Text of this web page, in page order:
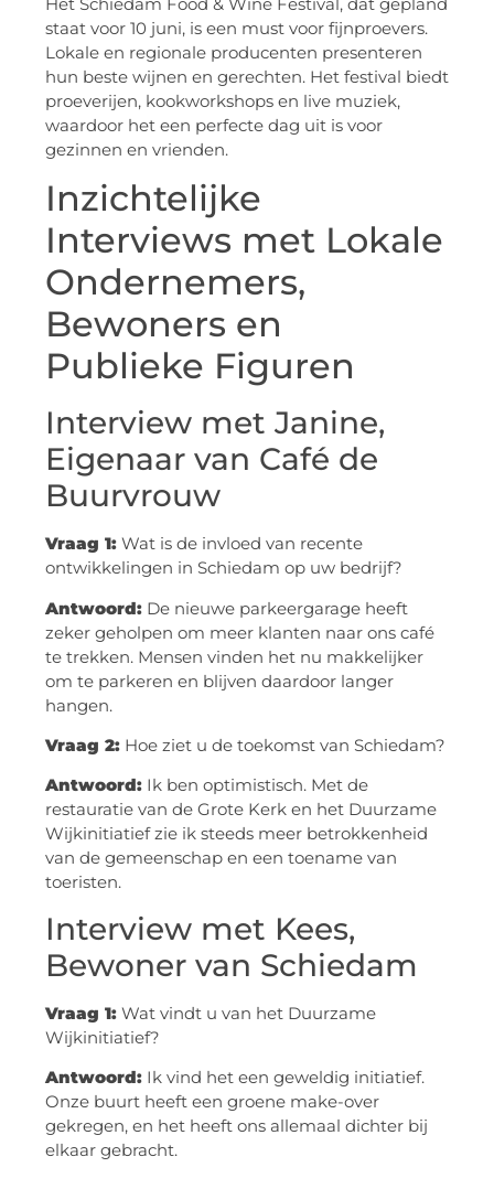
staat voor 10 juni, is een must voor fijnproevers.
Lokale en regionale producenten presenteren
hun beste wijnen en gerechten. Het festival biedt
proeverijen, kookworkshops en live muziek,
waardoor het een perfecte dag uit is voor
gezinnen en vrienden.
Inzichtelijke
Interviews met Lokale
Ondernemers,
Bewoners en
Publieke Figuren
Interview met Janine,
Eigenaar van Café de
Buurvrouw
Vraag 1: Wat is de invloed van recente
ontwikkelingen in Schiedam op uw bedrijf?
Antwoord: De nieuwe parkeergarage heeft
zeker geholpen om meer klanten naar ons café
te trekken. Mensen vinden het nu makkelijker
om te parkeren en blijven daardoor langer
hangen.
Vraag 2: Hoe ziet u de toekomst van Schiedam?
Antwoord: Ik ben optimistisch. Met de
restauratie van de Grote Kerk en het Duurzame
Wijkinitiatief zie ik steeds meer betrokkenheid
van de gemeenschap en een toename van
toeristen.
Interview met Kees,
Bewoner van Schiedam
Vraag 1: Wat vindt u van het Duurzame
Wijkinitiatief?
Antwoord: Ik vind het een geweldig initiatief.
Onze buurt heeft een groene make-over
gekregen, en het heeft ons allemaal dichter bij
elkaar gebracht.